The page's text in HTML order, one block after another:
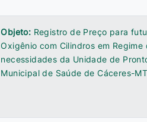
Objeto: Registro de Preço para
Oxigênio com Cilindros em
necessidades da Unidade de
Municipal de Saúde de Cáceres-